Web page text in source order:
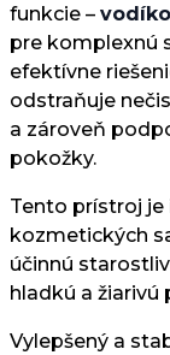
funkcie –
pre komplexnú
efektívne
odstraňuje
a zároveň
pokožky.
Tento prístroj je
kozmetických
účinnú
hladkú a žiarivú
Vylepšený a